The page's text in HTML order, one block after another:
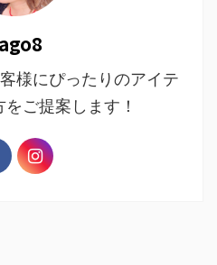
様にぴったりのアイテ
ご提案します！